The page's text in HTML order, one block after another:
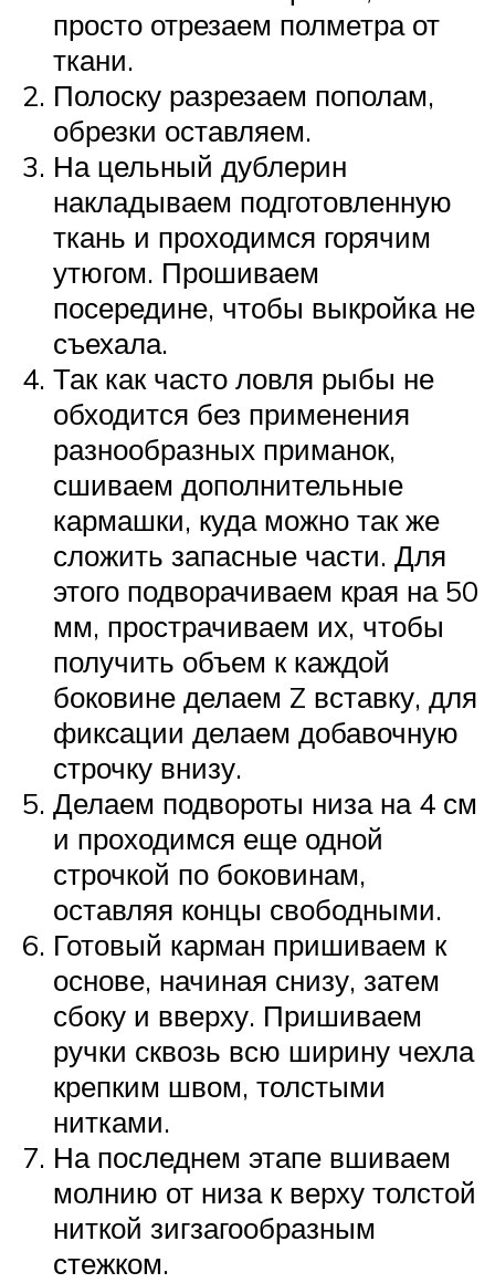
просто отрезаем полметра от
ткани.
Полоску разрезаем пополам,
обрезки оставляем.
На цельный дублерин
накладываем подготовленную
ткань и проходимся горячим
утюгом. Прошиваем
посередине, чтобы выкройка не
съехала.
Так как часто ловля рыбы не
обходится без применения
разнообразных приманок,
сшиваем дополнительные
кармашки, куда можно так же
сложить запасные части. Для
этого подворачиваем края на 50
мм, прострачиваем их, чтобы
получить объем к каждой
боковине делаем Z вставку, для
фиксации делаем добавочную
строчку внизу.
Делаем подвороты низа на 4 см
и проходимся еще одной
строчкой по боковинам,
оставляя концы свободными.
Готовый карман пришиваем к
основе, начиная снизу, затем
сбоку и вверху. Пришиваем
ручки сквозь всю ширину чехла
крепким швом, толстыми
нитками.
На последнем этапе вшиваем
молнию от низа к верху толстой
ниткой зигзагообразным
стежком.